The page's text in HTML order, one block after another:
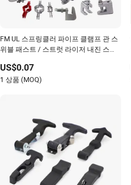
FM UL 스프링클러 파이프 클램프 관 스
위블 패스트 / 스트럿 라이저 내진 스웨
US$0.07
1 상품 (MOQ)